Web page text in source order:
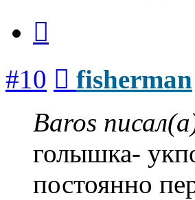
#10 fisherman
Baros
голышка-
постоянно